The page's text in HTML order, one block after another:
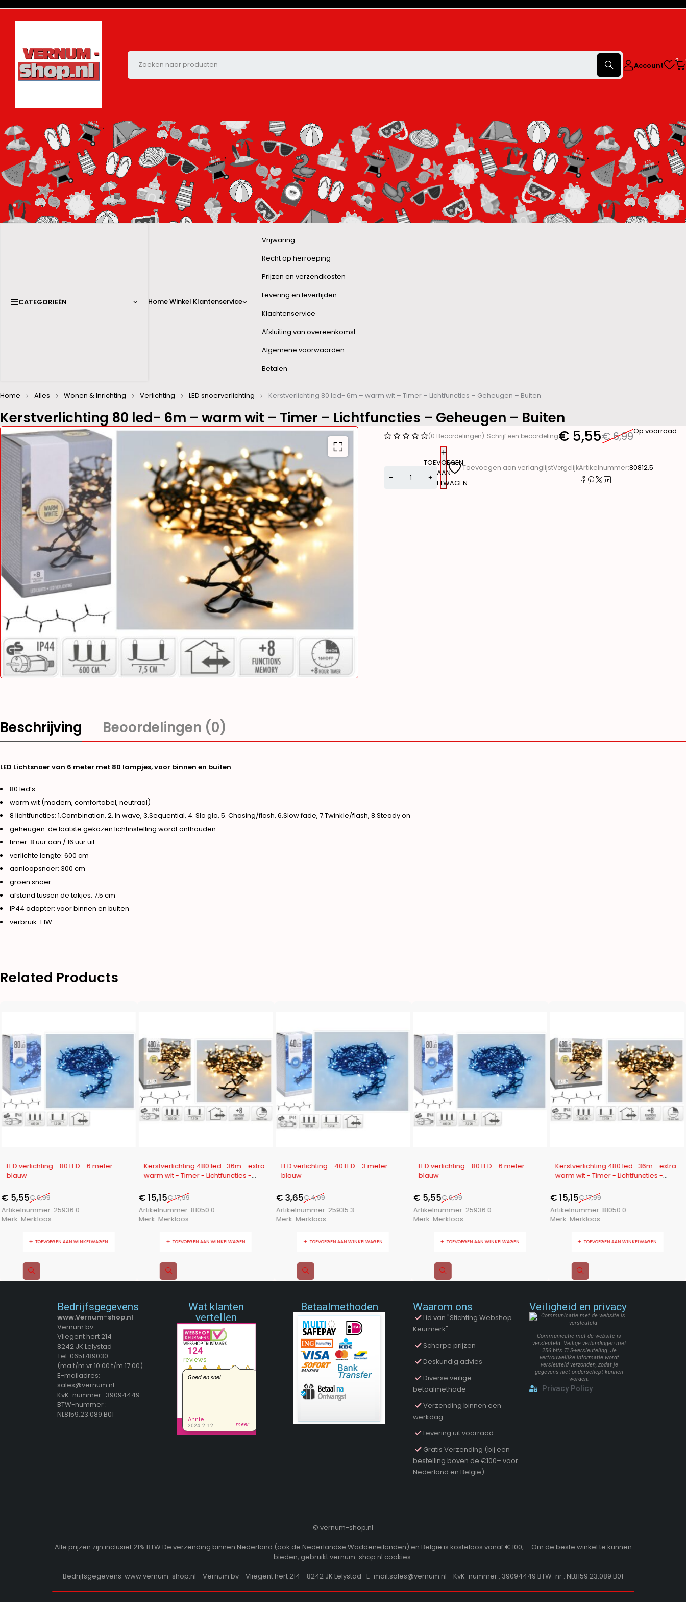
Account
0
CATEGORIEËN HomeWinkel Klantenservice
Vrijwaring
Recht op herroeping
Prijzen en verzendkosten
Levering en levertijden
Klachtenservice
Afsluiting van overeenkomst
Algemene voorwaarden
Betalen
Kerstverlichting 80 led- 6m – warm wit – Timer – Lichtfuncties – Geheugen – Buiten
Home Alles Wonen & Inrichting Verlichting LED snoerverlichting Kerstverlichting 80 led- 6m – warm wit – Timer – Lichtfuncties – Geheugen – Buiten
(0 Beoordelingen) Schrijf een beoordeling €6,99
€ 5,55 Op voorraad
TOEVOEGEN
AAN
WINKELWAGEN
Toevoegen aan verlanglijstVergelijkArtikelnummer:80812.5
Beschrijving Beoordelingen (0)
LED Lichtsnoer van 6 meter met 80 lampjes, voor binnen en buiten
80 led’s
warm wit (modern, comfortabel, neutraal)
8 lichtfuncties: 1.Combination, 2. In wave, 3.Sequential, 4. Slo glo, 5. Chasing/flash, 6.Slow fade, 7.Twinkle/flash, 8.Steady on
geheugen: de laatste gekozen lichtinstelling wordt onthouden
timer: 8 uur aan / 16 uur uit
verlichte lengte: 600 cm
aanloopsnoer: 300 cm
groen snoer
afstand tussen de takjes: 7.5 cm
IP44 adapter: voor binnen en buiten
verbruik: 1.1W
Related Products
-21%
LED verlichting - 80 LED - 6 meter -
blauw
€6,99
€5,55
Artikelnummer: 25936.0
Merk: Merkloos
TOEVOEGEN AAN WINKELWAGEN
-16%
Kerstverlichting 480 led- 36m - extra
warm wit - Timer - Lichtfuncties -
€17,99
€15,15
Artikelnummer: 81050.0
Merk: Merkloos
TOEVOEGEN AAN WINKELWAGEN
-27%
LED verlichting - 40 LED - 3 meter -
blauw
€4,99
€3,65
Artikelnummer: 25935.3
Merk: Merkloos
TOEVOEGEN AAN WINKELWAGEN
-21%
LED verlichting - 80 LED - 6 meter -
blauw
€6,99
€5,55
Artikelnummer: 25936.0
Merk: Merkloos
TOEVOEGEN AAN WINKELWAGEN
-16%
Kerstverlichting 480 led- 36m - extra
warm wit - Timer - Lichtfuncties -
€17,99
€15,15
Artikelnummer:81050.0
Merk:Merkloos
TOEVOEGEN AAN WINKELWAGEN
Bedrijfsgegevens
www.Vernum-shop.nl
Vernum bv
Vliegent hert 214
8242 JK Lelystad
Tel: 0651789030
(ma t/m vr 10:00 t/m 17:00)
E-mailadres:
sales@vernum.nl
KvK-nummer : 39094449
BTW-nummer :
NL8159.23.089.B01
Wat klanten
vertellen
Betaalmethoden Waarom ons
Lid van "Stichting Webshop
Keurmerk"
Scherpe prijzen
Deskundig advies
Diverse veilige
betaalmethode
Verzending binnen een
werkdag
Levering uit voorraad
Gratis Verzending (bij een
bestelling boven de €100– voor
Nederland en België)
Veiligheid en privacy
Communicatie met de website is
versleuteld. Veilige verbindingen met
256 bits TLS-versleuteling. Je
vertrouwelijke informatie wordt
versleuteld verzonden, zodat je
gegevens niet onderschept kunnen
worden.
Privacy Policy
© vernum-shop.nl
Alle prijzen zijn inclusief 21% BTW De verzending binnen Nederland (ook de Nederlandse Waddeneilanden) en België is kosteloos vanaf € 100,–. Om de beste winkel te kunnen
bieden, gebruikt vernum-shop.nl cookies.
Bedrijfsgegevens: www.vernum-shop.nl - Vernum bv - Vliegent hert 214 - 8242 JK Lelystad -E-mail:sales@vernum.nl - KvK-nummer : 39094449 BTW-nr : NL8159.23.089.B01